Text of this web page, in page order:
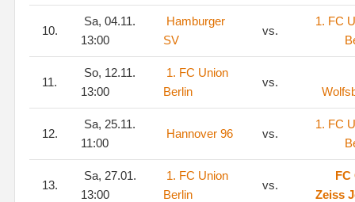
10.
Sa, 04.11.
13:00
Hamburger
SV
vs.
1. FC
11.
So, 12.11.
13:00
1. FC Union
Berlin
vs.
12.
Sa, 25.11.
11:00
Hannover 96 vs.
1. FC
13.
Sa, 27.01.
13:00
1. FC Union
Berlin
vs.
FC
Zeiss